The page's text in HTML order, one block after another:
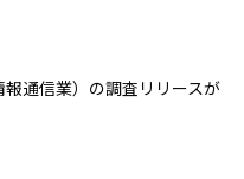
通信業）の調査リリースが